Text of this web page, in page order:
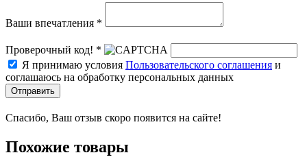
Ваши впечатления *
Проверочный код! *
Я принимаю условия Пользовательского соглашения и
соглашаюсь на обработку персональных данных
Отправить
Спасибо, Ваш отзыв скоро появится на сайте!
Похожие товары